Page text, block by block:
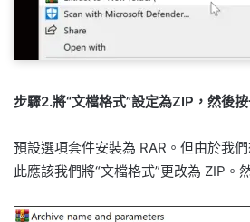
步驟2.將“文檔格式”設定為ZIP，然後
預設選項套件安裝為 RAR。但由於我
此應該我們將“文檔格式”更改為 ZIP。